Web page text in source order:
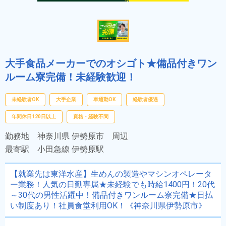
大手食品メーカーでのオシゴト★備品付きワン
ルーム寮完備！未経験歓迎！
未経験者OK 大手企業 車通勤OK 経験者優遇
年間休日120日以上 資格・経験不問
勤務地 神奈川県 伊勢原市 周辺
最寄駅 小田急線 伊勢原駅
【就業先は東洋水産】生めんの製造やマシンオペレータ
ー業務！人気の日勤専属★未経験でも時給1400円！20代
～30代の男性活躍中！備品付きワンルーム寮完備★日払
い制度あり！社員食堂利用OK！《神奈川県伊勢原市》